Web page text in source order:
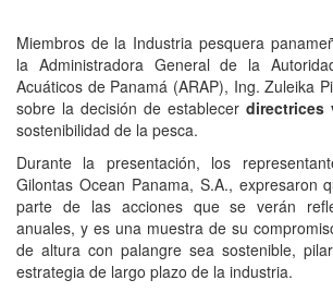
Miembros de la Industria pesquera
la Administradora General de la
Acuáticos de Panamá (ARAP), Ing. Zuleika
sobre la decisión de establecer directrices
sostenibilidad de la pesca.
Durante la presentación, los
Gilontas Ocean Panama, S.A., expresaron
parte de las acciones que se verán
anuales, y es una muestra de su
de altura con palangre sea sostenible,
estrategia de largo plazo de la industria.